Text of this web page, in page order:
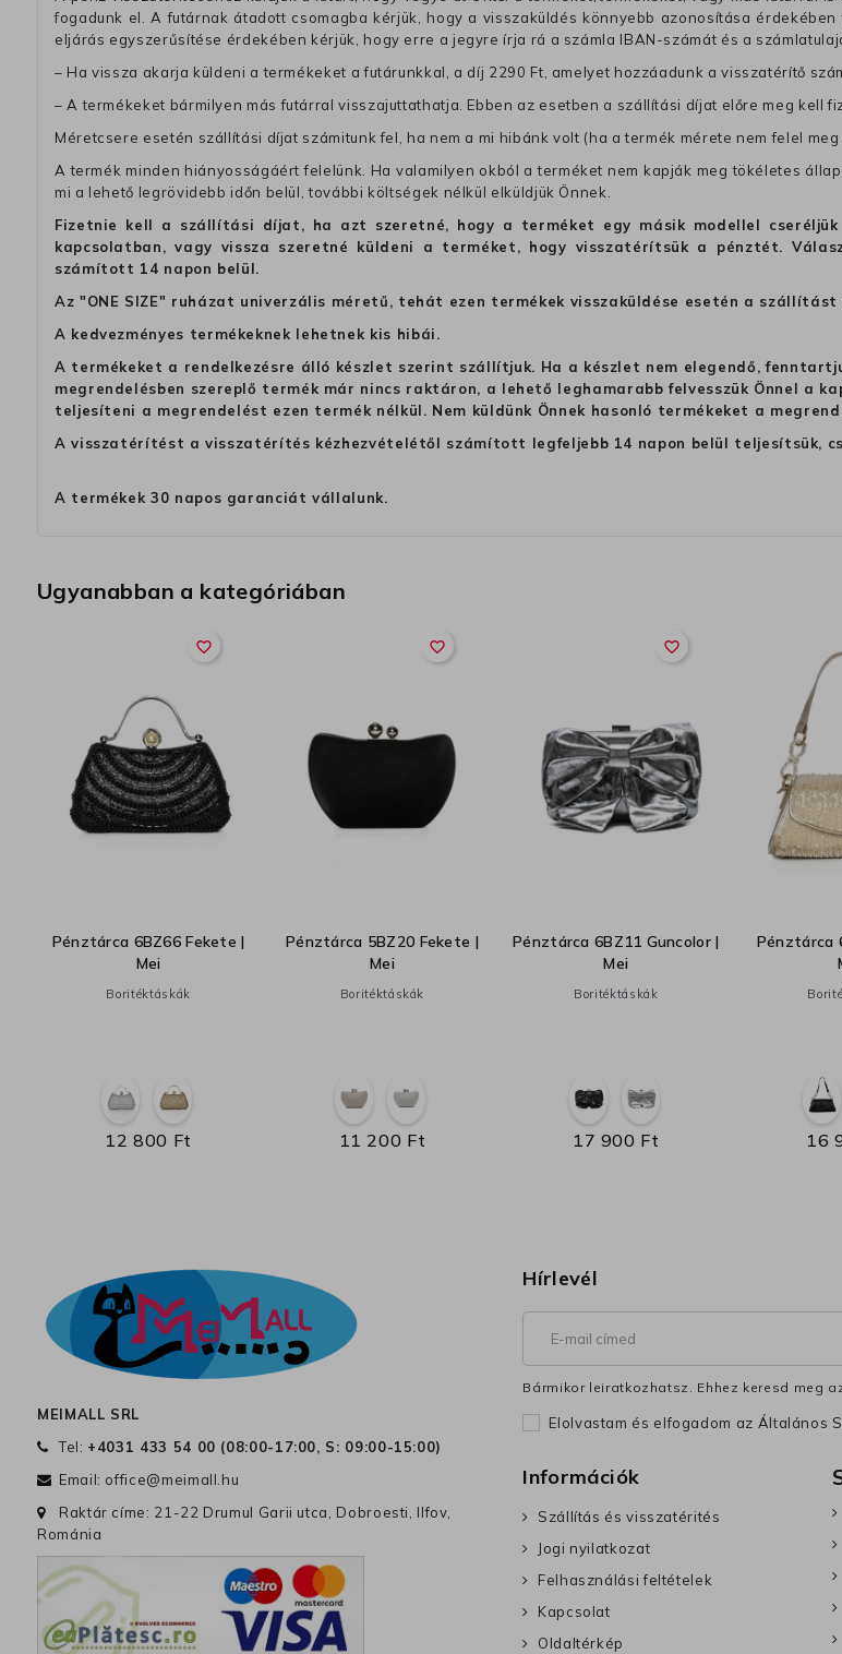
fogadunk el. A futárnak átadott csomagba kérjük, hogy a visszaküldés könnyebb azonosítása
eljárás egyszerűsítése érdekében kérjük, hogy erre a jegyre írja rá a számla IBAN-számát és a
– Ha vissza akarja küldeni a termékeket a futárunkkal, a díj 2290 Ft, amelyet hozzáadunk a visszatérítő
– A termékeket bármilyen más futárral visszajuttathatja. Ebben az esetben a szállítási díjat előre meg kell
Méretcsere esetén szállítási díjat számitunk fel, ha nem a mi hibánk volt (ha a termék mérete nem felel meg
A termék minden hiányosságáért felelünk. Ha valamilyen okból a terméket nem kapják meg tökéletes
mi a lehető legrövidebb időn belül, további költségek nélkül elküldjük Önnek.
Fizetnie kell a szállítási díjat, ha azt szeretné, hogy a terméket egy másik modellel
kapcsolatban, vagy vissza szeretné küldeni a terméket, hogy visszatérítsük a pénztét.
számított 14 napon belül.
Az "ONE SIZE" ruházat univerzális méretű, tehát ezen termékek visszaküldése esetén a
A kedvezményes termékeknek lehetnek kis hibái.
A termékeket a rendelkezésre álló készlet szerint szállítjuk. Ha a készlet nem elegendő,
megrendelésben szereplő termék már nincs raktáron, a lehető leghamarabb felvesszük Önnel a
teljesíteni a megrendelést ezen termék nélkül. Nem küldünk Önnek hasonló termékeket a
A visszatérítést a visszatérítés kézhezvételétől számított legfeljebb 14 napon belül teljesítsük,
A termékek 30 napos garanciát vállalunk.
Ugyanabban a kategóriában
favorite_border
Pénztárca 6BZ66 Fekete |
Mei
Boritéktáskák
12 800 Ft
favorite_border
Pénztárca 5BZ20 Fekete |
Mei
Boritéktáskák
11 200 Ft
favorite_border
Pénztárca 6BZ11 Guncolor |
Mei
Boritéktáskák
17 900 Ft
Pénztárca
16
MEIMALL SRL
Tel: +4031 433 54 00 (08:00-17:00, S: 09:00-15:00)
Email: office@meimall.hu
Raktár címe: 21-22 Drumul Garii utca, Dobroesti, Ilfov,
Románia
Hírlevél
Bármikor leiratkozhatsz. Ehhez keresd meg
Elolvastam és elfogadom az Általános
Információk
Szállítás és visszatérités
Jogi nyilatkozat
Felhasználási feltételek
Kapcsolat
Oldaltérkép